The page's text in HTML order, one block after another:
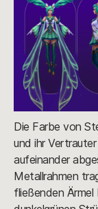
Die Farbe von
und ihr
aufeinander
Metallrahmen
fließenden